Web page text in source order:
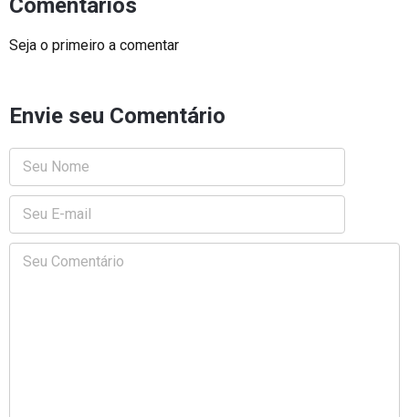
Comentários
Seja o primeiro a comentar
Envie seu Comentário